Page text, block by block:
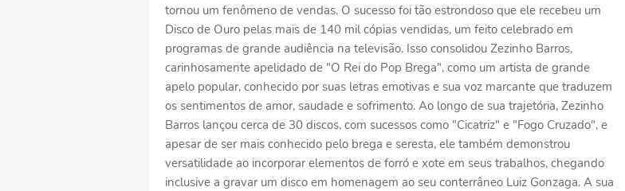
tornou um fenômeno de vendas. O sucesso foi tão estrondoso que ele recebeu um
Disco de Ouro pelas mais de 140 mil cópias vendidas, um feito celebrado em
programas de grande audiência na televisão. Isso consolidou Zezinho Barros,
carinhosamente apelidado de "O Rei do Pop Brega", como um artista de grande
apelo popular, conhecido por suas letras emotivas e sua voz marcante que traduzem
os sentimentos de amor, saudade e sofrimento. Ao longo de sua trajetória, Zezinho
Barros lançou cerca de 30 discos, com sucessos como "Cicatriz" e "Fogo Cruzado", e
apesar de ser mais conhecido pelo brega e seresta, ele também demonstrou
versatilidade ao incorporar elementos de forró e xote em seus trabalhos, chegando
inclusive a gravar um disco em homenagem ao seu conterrâneo Luiz Gonzaga. A sua